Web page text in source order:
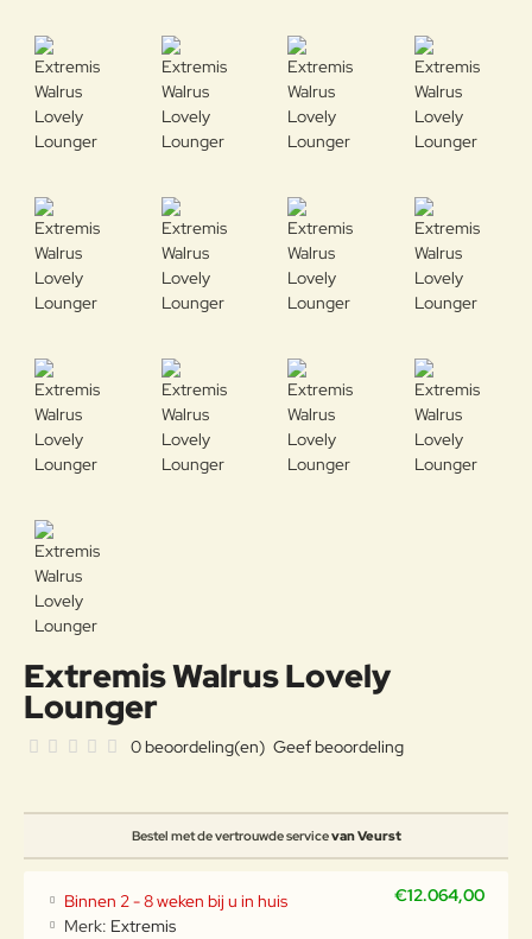
Extremis Walrus Lovely
Lounger
Bestel met de vertrouwde servicevan Veurst
0 beoordeling(en) Geef beoordeling
€12.064,00
Binnen 2 - 8 weken bij u in huis
Merk: Extremis